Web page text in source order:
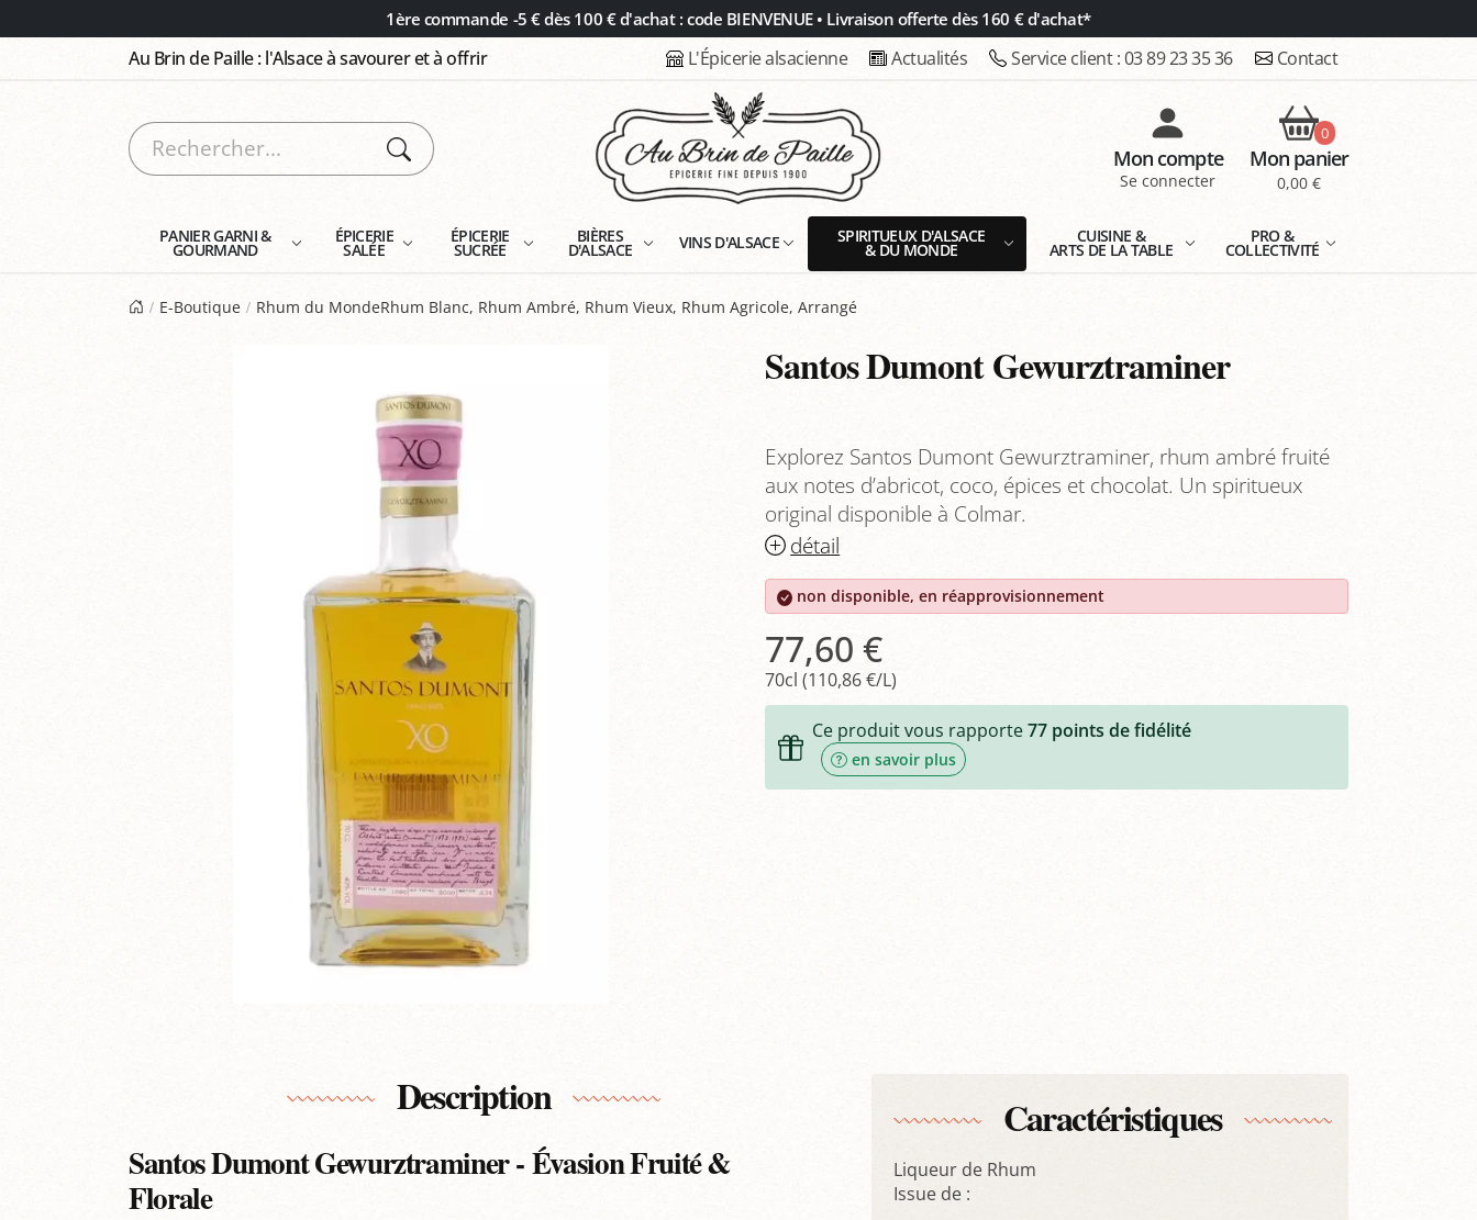
1ère commande -5 € dès 100 € d'achat : code BIENVENUE • Livraison offerte dès 160 € d'achat*
Au Brin de Paille : l'Alsace à savourer et à offrir L'Épicerie alsacienne Actualités Service client :03 89 23 35 36 Contact
Mon compte
Se connecter
0
Mon panier
0,00 €
PANIER GARNI &
GOURMAND
ÉPICERIE
SALÉE
ÉPICERIE
SUCRÉE
BIÈRES
D'ALSACE VINS D'ALSACE SPIRITUEUX D'ALSACE
& DU MONDE
CUISINE &
ARTS DE LA TABLE
PRO &
COLLECTIVITÉ
E-Boutique Rhum du MondeRhum Blanc, Rhum Ambré, Rhum Vieux, Rhum Agricole, Arrangé
Santos Dumont Gewurztraminer
Explorez Santos Dumont Gewurztraminer, rhum ambré fruité
aux notes d’abricot, coco, épices et chocolat. Un spiritueux
original disponible à Colmar.
détail
non disponible, en réapprovisionnement
77,60 €
70cl (110,86 €/L)
Ce produit vous rapporte77 points de fidélité
en savoir plus
Description
Santos Dumont Gewurztraminer - Évasion Fruité &
Florale
Caractéristiques
Liqueur de Rhum
Issue de :